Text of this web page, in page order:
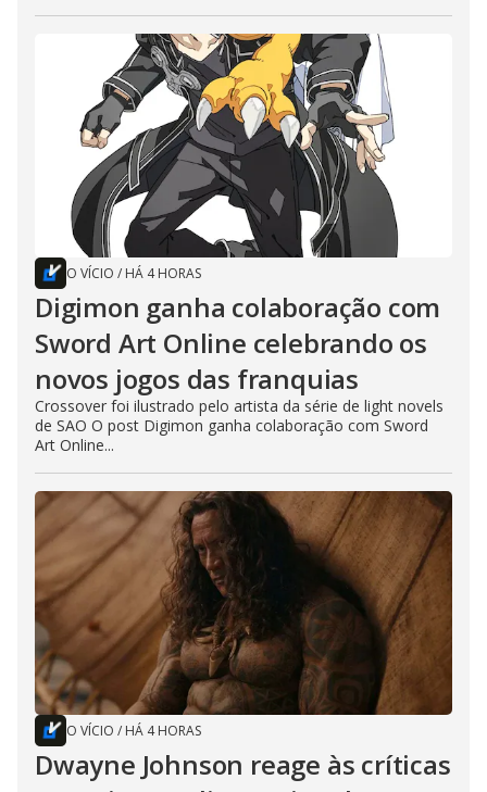
O VÍCIO / HÁ 4 HORAS
Digimon ganha colaboração com
Sword Art Online celebrando os
novos jogos das franquias
Crossover foi ilustrado pelo artista da série de light novels
de SAO O post Digimon ganha colaboração com Sword
Art Online...
O VÍCIO / HÁ 4 HORAS
Dwayne Johnson reage às críticas